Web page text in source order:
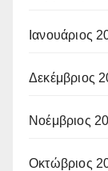
Ιανουάριος
Δεκέμβριος
Νοέμβριος
Οκτώβριος